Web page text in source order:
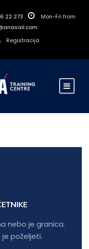
22 273
Mon-Fri from
Registracija
nebo je granica.
poželjeti.